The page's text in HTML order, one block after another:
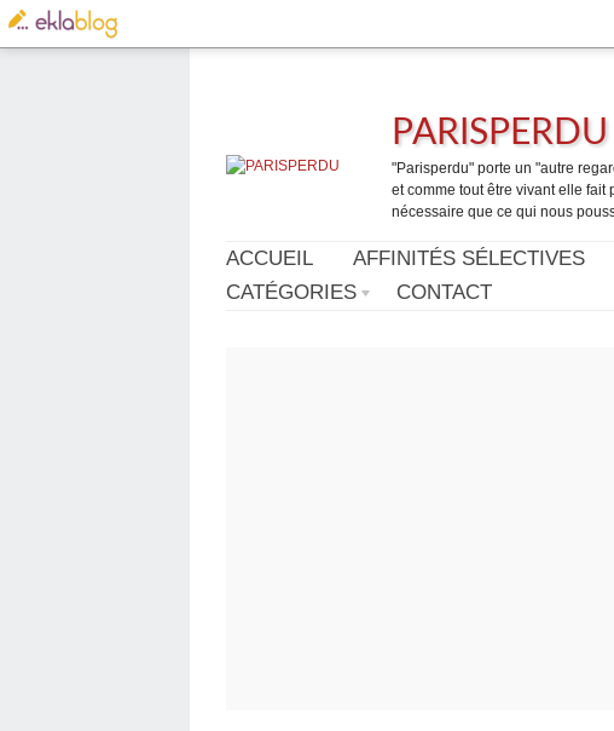
PARISPERDU
"Parisperdu" porte un "autre
et comme tout être vivant elle
nécessaire que ce qui nous
ACCUEIL AFFINITÉS SÉLECTIVES
CATÉGORIES
CONTACT